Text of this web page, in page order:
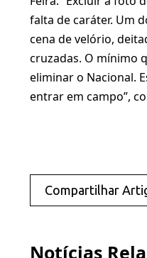
falta de caráter. Um
cena de velório,
cruzadas. O mínimo
eliminar o Nacional.
entrar em campo”,
Compartilhar
Notícias